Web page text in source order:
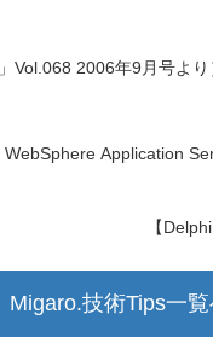
Vol.068 2006年9月号より
Application
【
Migaro.技術Tips一